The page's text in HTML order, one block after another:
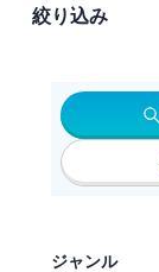
絞り込み
ジャンル